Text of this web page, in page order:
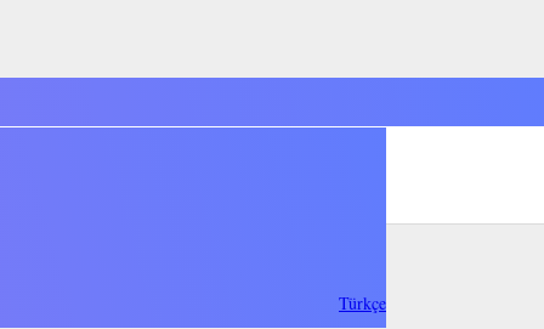
Türkçe